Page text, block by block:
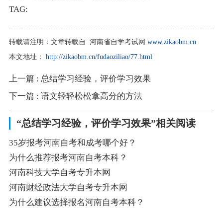
TAG:
转载请注明： 文章转载自 河南省自学考试网 www.zikaobm.cn
本文地址：
http://zikaobm.cn/fudaoziliao/77.html
上一篇 : 总结学习经验，评价学习效果
下一篇 : 语文轻轻松松拿高分的方法
“总结学习经验，评价学习效果”相关阅读
35岁报考河南自考和成考哪个好？
为什么推荐报考河南自考本科？
河南科技大学自考专升本网
河南财经政法大学自考专升本网
为什么建议选择报名河南自考本科？